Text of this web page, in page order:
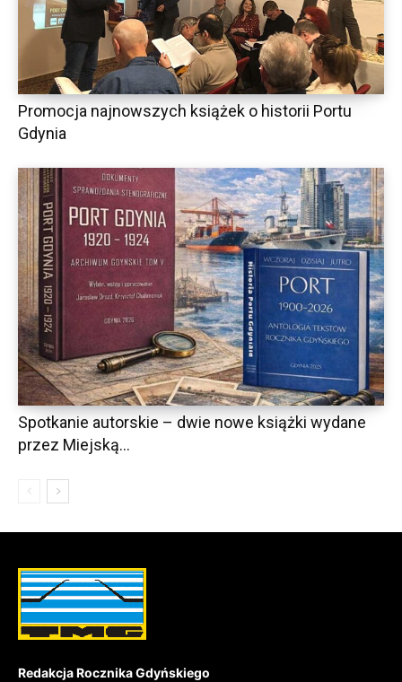
Promocja najnowszych książek o historii Portu
Gdynia
Spotkanie autorskie – dwie nowe książki wydane
przez Miejską...
Redakcja Rocznika Gdyńskiego